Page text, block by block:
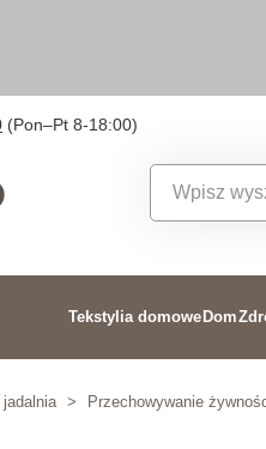
(Pon–Pt 8-18:00)
Tekstylia domowe Dom
> Przechowywanie